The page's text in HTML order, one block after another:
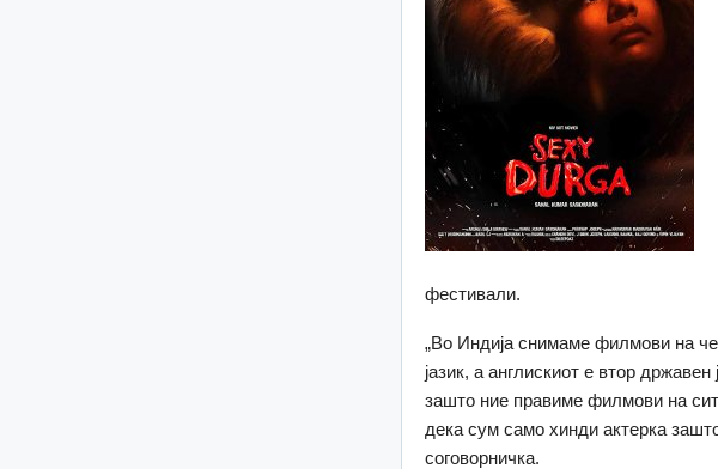
фестивали.
„Во Индија снимаме филмови на
јазик, а англискиот е втор
зашто ние правиме филмови на
дека сум само хинди актерка
соговорничка.